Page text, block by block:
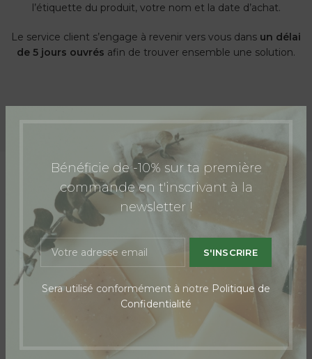
Bénéficie de -10% sur ta première
commande en t'inscrivant à la
newsletter !
Sera utilisé conformément à notre Politique de
Confidentialité
l’étiquette du produit, votre nom et la date d’achat.
Le service client s’engage à revenir vers vous dans un délai
de 5 jours ouvrés afin de trouver ensemble une solution.